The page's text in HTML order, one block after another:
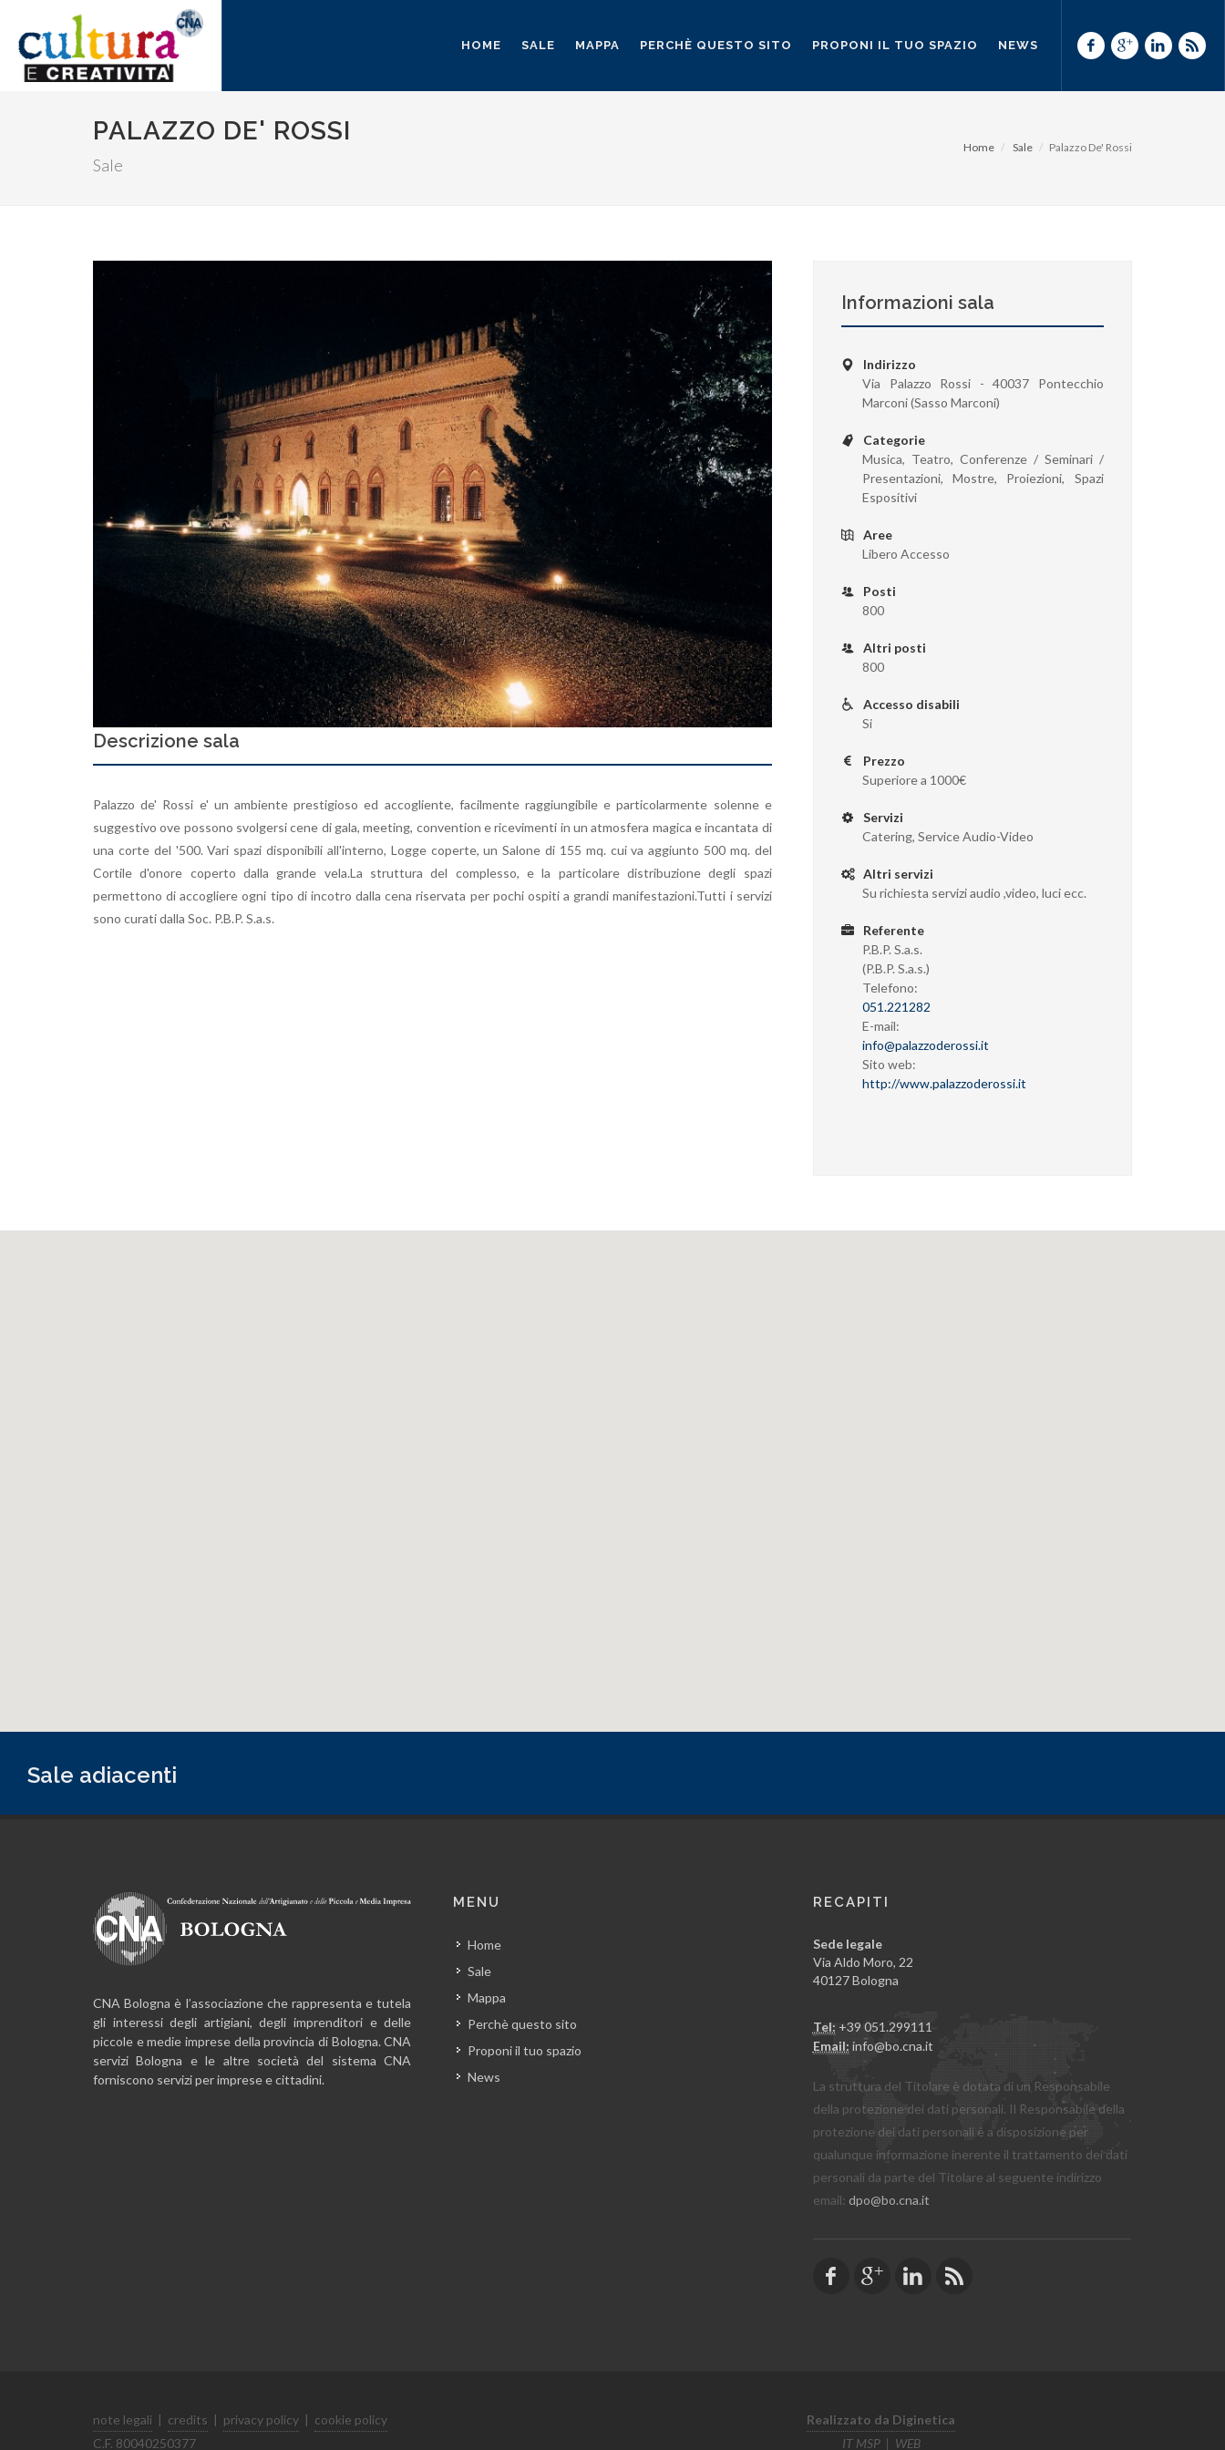
HOME SALE MAPPA PERCHÈ QUESTO SITO PROPONI IL TUO SPAZIO NEWS
PALAZZO DE' ROSSI
Sale
Home Sale Palazzo De' Rossi
Descrizione sala
Palazzo de' Rossi e' un ambiente prestigioso ed accogliente, facilmente raggiungibile e particolarmente solenne e
suggestivo ove possono svolgersi cene di gala, meeting, convention e ricevimenti in un atmosfera magica e incantata di
una corte del '500. Vari spazi disponibili all'interno, Logge coperte, un Salone di 155 mq. cui va aggiunto 500 mq. del
Cortile d'onore coperto dalla grande vela.La struttura del complesso, e la particolare distribuzione degli spazi
permettono di accogliere ogni tipo di incotro dalla cena riservata per pochi ospiti a grandi manifestazioni.Tutti i servizi
sono curati dalla Soc. P.B.P. S.a.s.
Informazioni sala
Indirizzo
Via Palazzo Rossi - 40037 Pontecchio
Marconi (Sasso Marconi)
Categorie
Musica, Teatro, Conferenze / Seminari /
Presentazioni, Mostre, Proiezioni, Spazi
Espositivi
Aree
Libero Accesso
Posti
800
Altri posti
800
Accesso disabili
Si
Prezzo
Superiore a 1000€
Servizi
Catering, Service Audio-Video
Altri servizi
Su richiesta servizi audio ,video, luci ecc.
Referente
P.B.P. S.a.s.
(P.B.P. S.a.s.)
Telefono:
051.221282
E-mail:
info@palazzoderossi.it
Sito web:
http://www.palazzoderossi.it
Sale adiacenti
CNA Bologna è l’associazione che rappresenta e tutela
gli interessi degli artigiani, degli imprenditori e delle
piccole e medie imprese della provincia di Bologna. CNA
servizi Bologna e le altre società del sistema CNA
forniscono servizi per imprese e cittadini.
MENU
Home
Sale
Mappa
Perchè questo sito
Proponi il tuo spazio
News
RECAPITI
Sede legale
Via Aldo Moro, 22
40127 Bologna
Tel: +39 051.299111
Email: info@bo.cna.it
La struttura del Titolare è dotata di un Responsabile
della protezione dei dati personali. Il Responsabile della
protezione dei dati personali è a disposizione per
qualunque informazione inerente il trattamento dei dati
personali da parte del Titolare al seguente indirizzo
email: dpo@bo.cna.it
note legali | credits | privacy policy | cookie policy
C.F. 80040250377
Realizzato da Diginetica
IT MSP | WEB